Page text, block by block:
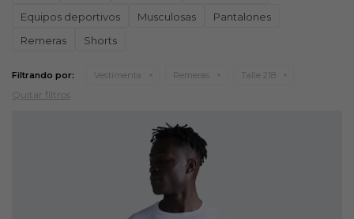
Equipos deportivos
Musculosas
Pantalones
Remeras
Shorts
Filtrando por: Vestimenta Remeras Talle 218
Quitar filtros